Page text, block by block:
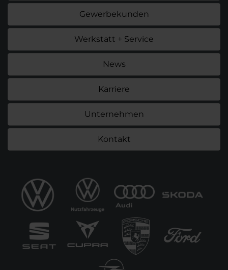
Gewerbekunden
Werkstatt + Service
News
Karriere
Unternehmen
Kontakt